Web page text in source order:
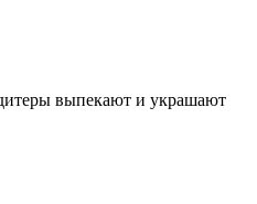
выпекают и украшают